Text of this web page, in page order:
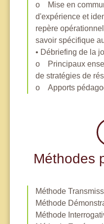
o Mise en
d'expérience et
repère
savoir spécifique
• Débriefing de la
o Principaux
de stratégies de
o Apports
Méthodes
Méthode
Méthode
Méthode